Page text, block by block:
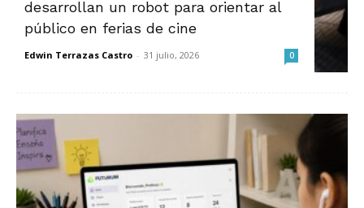
desarrollan un robot para orientar al
público en ferias de cine
Edwin Terrazas Castro - 31 julio, 2026 0